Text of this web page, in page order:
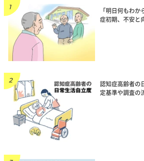
「明日何もわ
症初期、不安と
認知症高齢者の
定基準や調査の